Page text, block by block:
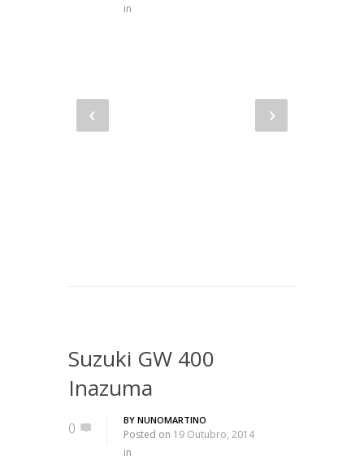
in
Suzuki GW 400
Inazuma
0 BY NUNOMARTINO
Posted on 19 Outubro, 2014
in